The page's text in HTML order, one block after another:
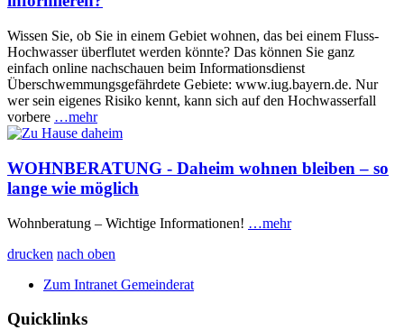
Wissen Sie, ob Sie in einem Gebiet wohnen, das bei einem Fluss-
Hochwasser überflutet werden könnte? Das können Sie ganz
einfach online nachschauen beim Informationsdienst
Überschwemmungsgefährdete Gebiete: www.iug.bayern.de. Nur
wer sein eigenes Risiko kennt, kann sich auf den Hochwasserfall
vorbere …mehr
WOHNBERATUNG - Daheim wohnen bleiben – so
lange wie möglich
Wohnberatung – Wichtige Informationen! …mehr
drucken nach oben
Zum Intranet Gemeinderat
Quicklinks